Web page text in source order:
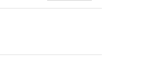
Wyślij